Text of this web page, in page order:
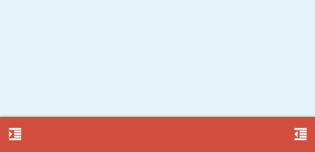
format_indent_increase format_indent_decrease